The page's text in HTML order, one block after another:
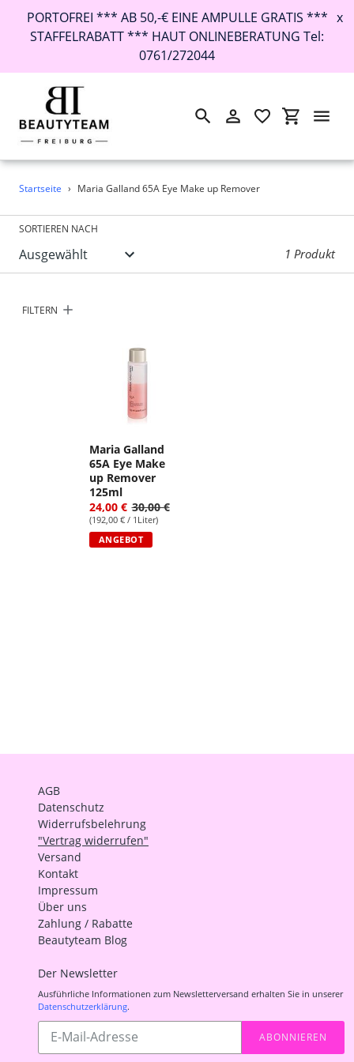
Direkt
Inhalt
PORTOFREI *** AB 50,-€ EINE AMPULLE GRATIS ***
STAFFELRABATT *** HAUT ONLINEBERATUNG Tel:
0761/272044
x
SuchenEinloggen
Startseite › Maria Galland 65A Eye Make up Remover
SORTIEREN NACH
1 Produkt
FILTERN
Maria Galland
65A Eye Make
up Remover
125ml
24,00 € 30,00 €
(192,00 € / 1Liter)
ANGEBOT
AGB
Datenschutz
Widerrufsbelehrung
"Vertrag widerrufen"
Versand
Kontakt
Impressum
Über uns
Zahlung / Rabatte
Beautyteam Blog
Der Newsletter
Ausführliche Informationen zum Newsletterversand erhalten Sie in unserer
Datenschutzerklärung.
Abonnieren
unsere
ABONNIEREN